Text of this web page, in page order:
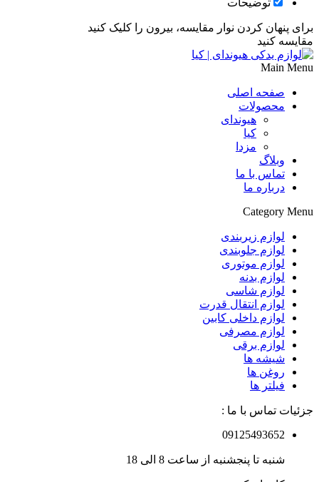
توضیحات
برای پنهان کردن نوار مقایسه، بیرون را کلیک کنید
مقایسه کنید
Main Menu
صفحه اصلی
محصولات
هیوندای
کیا
مزدا
وبلاگ
تماس با ما
درباره ما
Category Menu
لوازم زیربندی
لوازم جلوبندی
لوازم موتوری
لوازم بدنه
لوازم شاسی
لوازم انتقال قدرت
لوازم داخلی کابین
لوازم مصرفی
لوازم برقی
شیشه ها
روغن ها
فیلتر ها
جزئیات تماس با ما :
09125493652
شنبه تا پنجشنبه از ساعت 8 الی 18